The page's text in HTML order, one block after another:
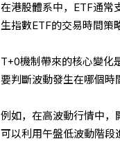
在港股體系中，ETF通常
生指數ETF的交易時間策
T+0機制帶來的核心變化
要判斷波動發生在哪個時
例如，在高波動行情中
可以利用午盤低波動階段